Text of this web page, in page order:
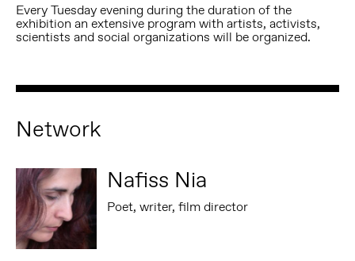
Every Tuesday evening during the duration of the
exhibition an extensive program with artists, activists,
scientists and social organizations will be organized.
Network
Nafiss Nia
Poet, writer, film director